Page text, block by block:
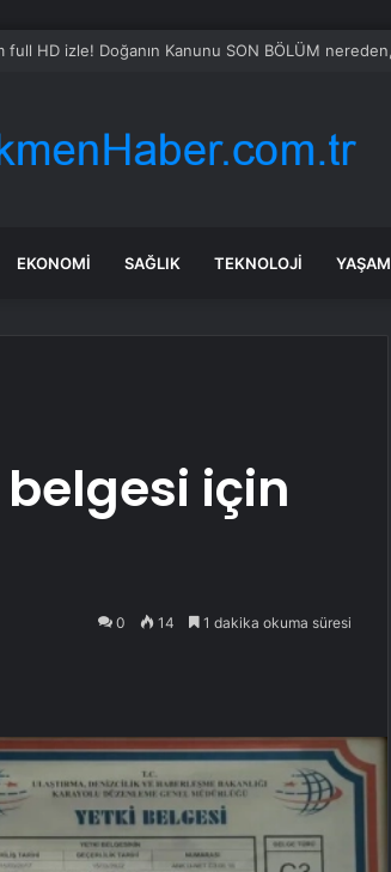
Güvenli Alana Çekildi
EKONOMI SAĞLIK TEKNOLOJI YAŞAM
için
0 14 1 dakika okuma süresi